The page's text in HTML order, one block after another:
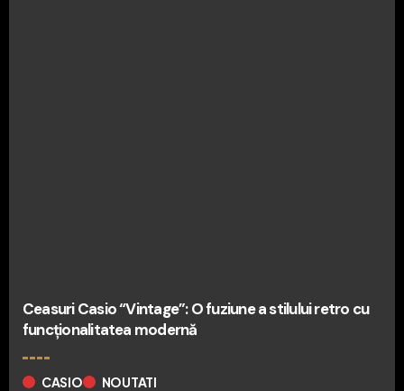
Ceasuri Casio “Vintage”: O fuziune a stilului retro cu
funcționalitatea modernă
CASIO NOUTATI